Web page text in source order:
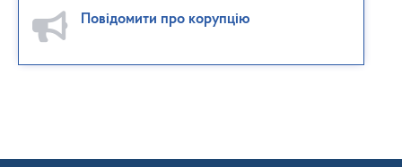
Повідомити про корупцію